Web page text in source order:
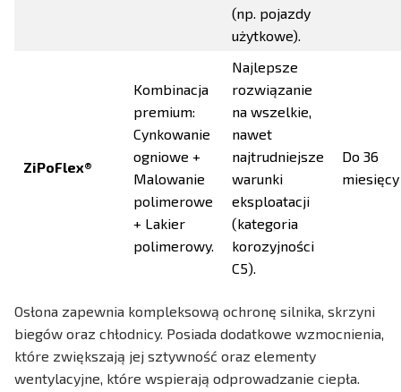
(np. pojazdy
użytkowe).
ZiPoFlex®
Kombinacja
premium:
Cynkowanie
ogniowe +
Malowanie
polimerowe
+ Lakier
polimerowy.
Najlepsze
rozwiązanie
na wszelkie,
nawet
najtrudniejsze
warunki
eksploatacji
(kategoria
korozyjności
C5).
Do 36
miesięcy
Osłona zapewnia kompleksową ochronę silnika, skrzyni
biegów oraz chłodnicy. Posiada dodatkowe wzmocnienia,
które zwiększają jej sztywność oraz elementy
wentylacyjne, które wspierają odprowadzanie ciepła.